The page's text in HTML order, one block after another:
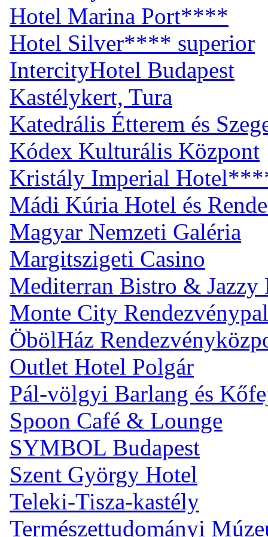
Hotel Marina Port****
Hotel Silver**** superior
IntercityHotel Budapest
Kastélykert, Tura
Katedrális Étterem és
Kódex Kulturális Központ
Kristály Imperial
Mádi Kúria Hotel és
Magyar Nemzeti Galéria
Margitszigeti Casino
Mediterran Bistro & Jazzy
Monte City
ÖbölHáz
Outlet Hotel Polgár
Pál-völgyi Barlang és
Spoon Café & Lounge
SYMBOL Budapest
Szent György Hotel
Teleki-Tisza-kastély
Természettudományi